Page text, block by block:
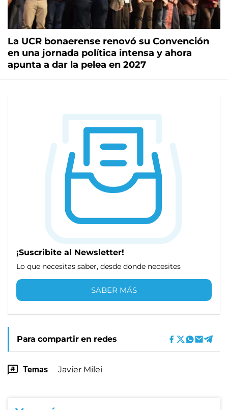
La UCR bonaerense renovó su Convención
en una jornada política intensa y ahora
apunta a dar la pelea en 2027
¡Suscribite al Newsletter!
Lo que necesitas saber, desde donde necesites
SABER MÁS
Para compartir en redes
Temas Javier Milei